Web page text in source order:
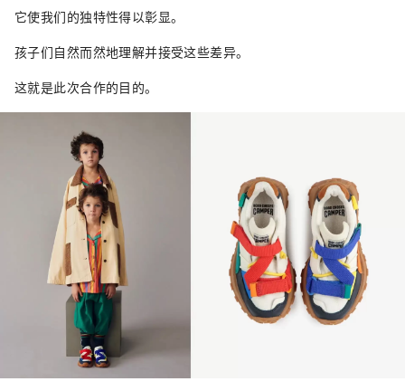
它使我们的独特性得以彰显。
孩子们自然而然地理解并接受这些差异。
这就是此次合作的目的。